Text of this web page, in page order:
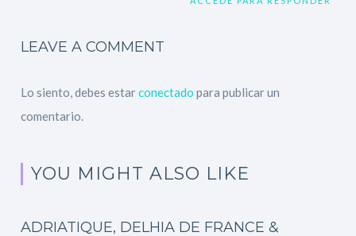
LEAVE A COMMENT
Lo siento, debes estarconectado para publicar un
comentario.
YOU MIGHT ALSO LIKE
ADRIATIQUE, DELHIA DE FRANCE &